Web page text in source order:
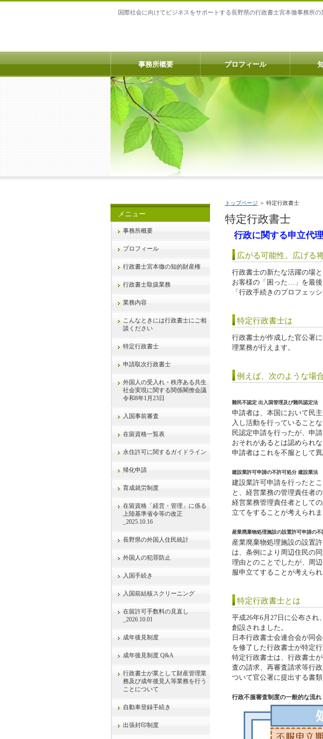
国際社会に向けてビジネスをサポートする長野県の行政書士宮本徹事務所の
トップページ ＞ 特定行政書士
特定行政書士
行政に関する申立代
広がる可能性。広げる
行政書士の新たな活躍の場
お客様の「困った…」を最後
「行政手続きのプロフェッ
特定行政書士は
行政書士が作成した官公署
理業務が行えます。
例えば、次のような場
難民不認定 出入国管理及び難民認定法
申請者は、本国において民
入し活動を行っていること
民認定申請を行ったが、申
おそれがあるとは認められ
申請者はこれを不服として
建設業許可申請の不許可処分 建設業法
建設業許可申請を行ったと
と、経営業務の管理責任者
経営業務管理責任者として
立てをすることが考えられま
産業廃棄物処理施設の設置許可申請の
産業廃棄物処理施設の設置
は、条例により周辺住民の
理由とのことでしたが、周
服申立てすることが考えられ
特定行政書士とは
平成26年6月27日に公布さ
創設されました。
日本行政書士会連合会が同
を修了した行政書士が特定行
特定行政書士は、行政書士
査の請求、再審査請求等行
ついて官公署に提出する書
行政不服審査制度の一般的な流れ
メニュー
事務所概要
プロフィール
行政書士宮本徹の知的財産権
行政書士取扱業務
業務内容
こんなときには行政書士にご相
談ください
特定行政書士
申請取次行政書士
外国人の受入れ・秩序ある共生
社会実現に関する関係閣僚会議
令和8年1月23日
入国事前審査
在留資格一覧表
永住許可に関するガイドライン
帰化申請
育成就労制度
在留資格「経営・管理」に係る
上陸基準省令等の改正
_2025.10.16
長野県の外国人住民統計
外国人の犯罪防止
入国手続き
入国前結核スクリーニング
在留許可手数料の見直し
_2026.10.01
成年後見制度
成年後見制度 Q&A
行政書士が業として財産管理業
務及び成年後見人等業務を行う
ことについて
自動車登録手続き
出張封印制度
事務所概要 プロフィール